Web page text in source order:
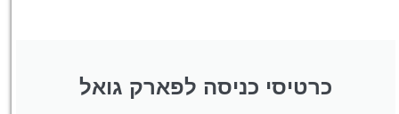
כרטיסי כניסה לפארק גואל